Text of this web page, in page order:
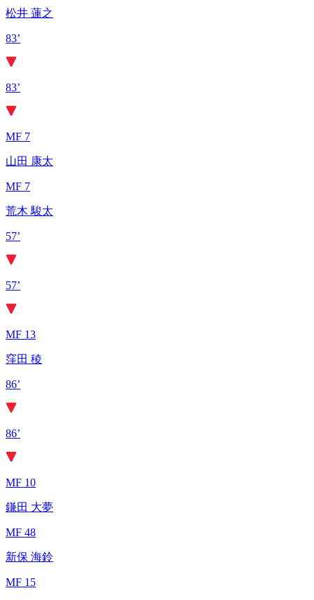
松井 蓮之
83’
83’
MF 7
山田 康太
MF 7
荒木 駿太
57’
57’
MF 13
窪田 稜
86’
86’
MF 10
鎌田 大夢
MF 48
新保 海鈴
MF 15